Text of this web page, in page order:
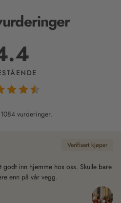
vurderinger.
Verifisert kjøper
inn hjemme hos oss. Skulle bare
enn på vår vegg.